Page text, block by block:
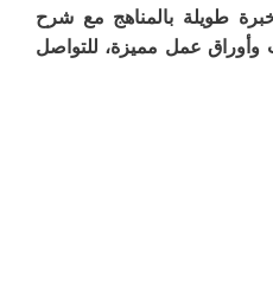
طويلة بالمناهج مع شرح
عمل مميزة، للتواصل